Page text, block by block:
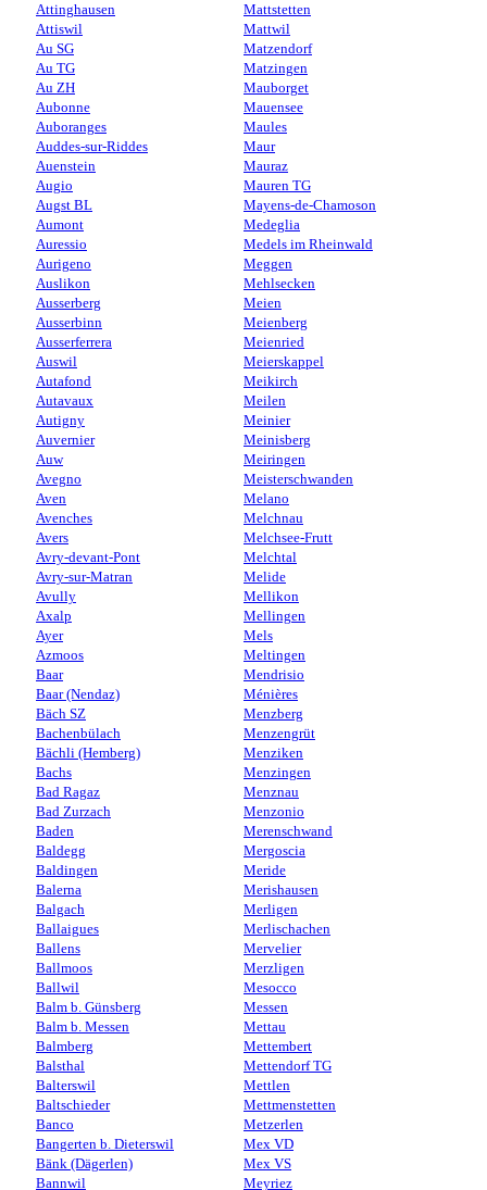
Attinghausen
Attiswil
Au SG
Au TG
Au ZH
Aubonne
Auboranges
Auddes-sur-Riddes
Auenstein
Augio
Augst BL
Aumont
Auressio
Aurigeno
Auslikon
Ausserberg
Ausserbinn
Ausserferrera
Auswil
Autafond
Autavaux
Autigny
Auvernier
Auw
Avegno
Aven
Avenches
Avers
Avry-devant-Pont
Avry-sur-Matran
Avully
Axalp
Ayer
Azmoos
Baar
Baar (Nendaz)
Bäch SZ
Bachenbülach
Bächli (Hemberg)
Bachs
Bad Ragaz
Bad Zurzach
Baden
Baldegg
Baldingen
Balerna
Balgach
Ballaigues
Ballens
Ballmoos
Ballwil
Balm b. Günsberg
Balm b. Messen
Balmberg
Balsthal
Balterswil
Baltschieder
Banco
Bangerten b. Dieterswil
Bänk (Dägerlen)
Bannwil
Mattstetten
Mattwil
Matzendorf
Matzingen
Mauborget
Mauensee
Maules
Maur
Mauraz
Mauren TG
Mayens-de-Chamoson
Medeglia
Medels im Rheinwald
Meggen
Mehlsecken
Meien
Meienberg
Meienried
Meierskappel
Meikirch
Meilen
Meinier
Meinisberg
Meiringen
Meisterschwanden
Melano
Melchnau
Melchsee-Frutt
Melchtal
Melide
Mellikon
Mellingen
Mels
Meltingen
Mendrisio
Ménières
Menzberg
Menzengrüt
Menziken
Menzingen
Menznau
Menzonio
Merenschwand
Mergoscia
Meride
Merishausen
Merligen
Merlischachen
Mervelier
Merzligen
Mesocco
Messen
Mettau
Mettembert
Mettendorf TG
Mettlen
Mettmenstetten
Metzerlen
Mex VD
Mex VS
Meyriez